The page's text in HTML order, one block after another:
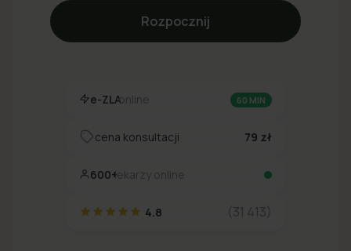
Rozpocznij
e-ZLAonline 60 MIN
cena konsultacji 79 zł
600+lekarzy online
4.8 (31 413)